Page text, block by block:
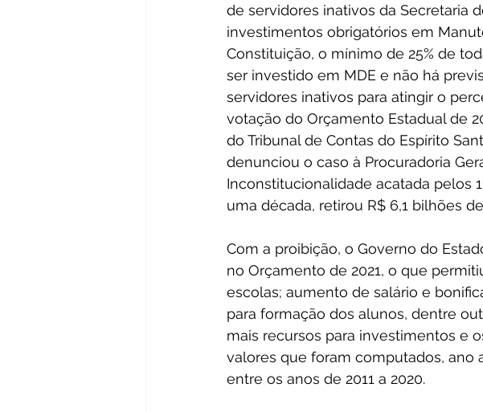
de servidores inativos da Secretaria
investimentos obrigatórios em
Constituição, o mínimo de 25% de
ser investido em MDE e não há
servidores inativos para atingir o
votação do Orçamento Estadual de
do Tribunal de Contas do Espírito
denunciou o caso à Procuradoria
Inconstitucionalidade acatada pelos
uma década, retirou R$ 6,1 bilhões
Com a proibição, o Governo do
no Orçamento de 2021, o que
escolas; aumento de salário e
para formação dos alunos, dentre
mais recursos para investimentos e
valores que foram computados, ano
entre os anos de 2011 a 2020.